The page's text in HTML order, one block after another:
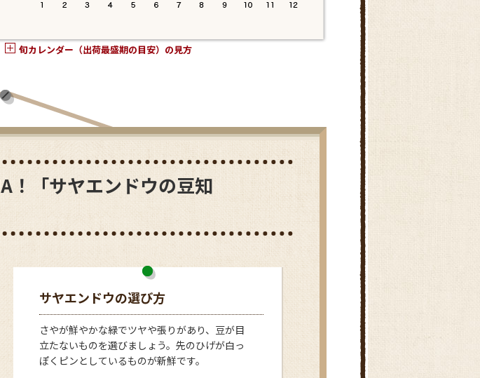
鹿児島県
旬カレンダー（出荷最盛期の目安）の見方
！「サヤエンドウの豆知
サヤエンドウの選び方
さやが鮮やかな緑でツヤや張りがあり、豆が目
立たないものを選びましょう。先のひげが白っ
ぽくピンとしているものが新鮮です。